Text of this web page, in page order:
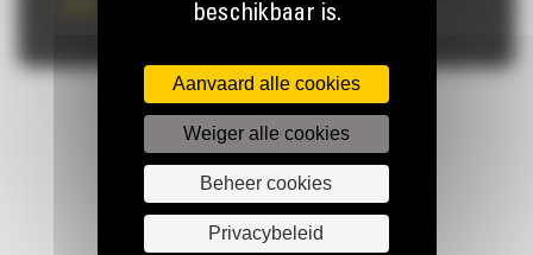
HOUD CONTACT
beschikbaar is.
Aanvaard alle cookies
Weiger alle cookies
Beheer cookies
Privacybeleid